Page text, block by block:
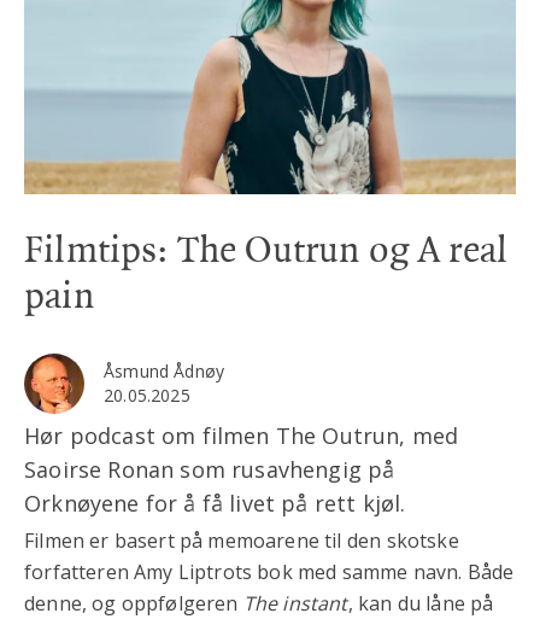
Filmtips: The Outrun og A real
pain
Åsmund Ådnøy
20.05.2025
Hør podcast om filmen The Outrun, med
Saoirse Ronan som rusavhengig på
Orknøyene for å få livet på rett kjøl.
Filmen er basert på memoarene til den skotske
forfatteren Amy Liptrots bok med samme navn. Både
denne, og oppfølgeren The instant, kan du låne på